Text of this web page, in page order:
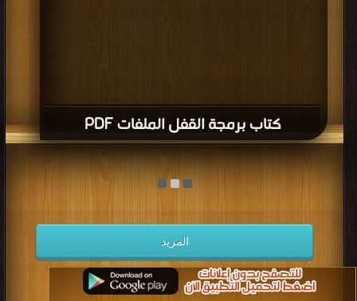
كتاب برمجة القفل الملفات PDF
المزيد